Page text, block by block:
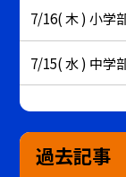
7/16( 木 ) 小学
7/15( 水 ) 中
過去記事